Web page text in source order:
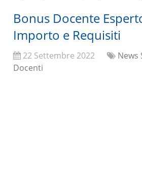
Bonus Docente
Importo e Requisiti
22 Settembre 2022
News
Docenti